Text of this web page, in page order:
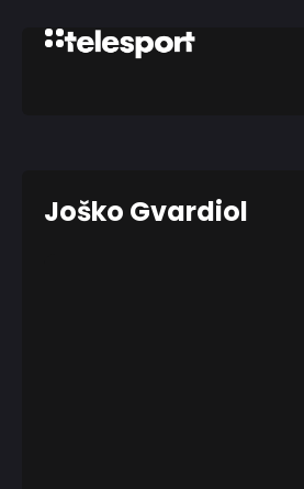
Joško Gvardiol